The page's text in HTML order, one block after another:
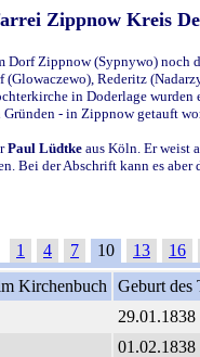
Zippnow Kreis
Dorf Zippnow (Sypnywo)
Rederitz
in Doderlage wurden
- in Zippnow getauft
Paul Lüdtke aus Köln. Er weist
Bei der Abschrift kann es
1 4 7 10 13 16
Kirchenbuch Geburt des
29.01.1838
01.02.1838